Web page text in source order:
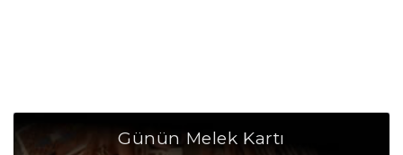
Boğa Burcu Olumlu Yönleri
Boğa Burcu Olumsuz Yönleri
Günün Melek Kartı